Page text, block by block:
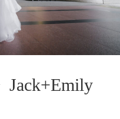
Jack+Emily